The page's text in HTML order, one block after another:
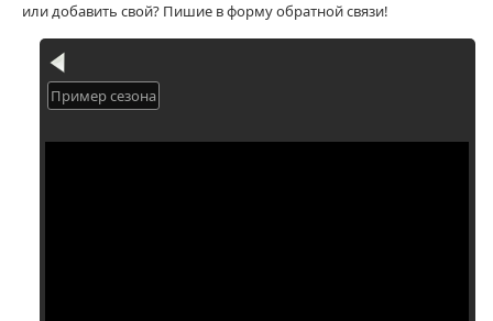
или добавить свой? Пишие в форму обратной связи!
Пример сезона